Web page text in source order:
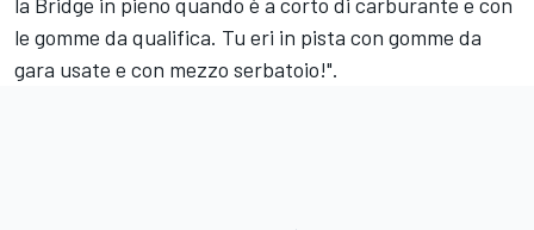
la Bridge in pieno quando è a corto di carburante e con
le gomme da qualifica. Tu eri in pista con gomme da
gara usate e con mezzo serbatoio!".